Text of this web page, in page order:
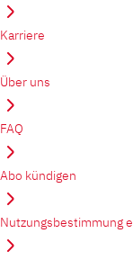
Karriere
Über uns
FAQ
Abo kündigen
Nutzungsbestimmung